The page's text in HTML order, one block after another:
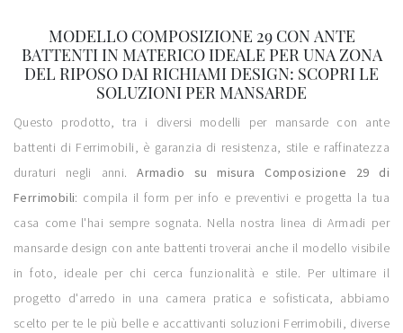
MODELLO COMPOSIZIONE 29 CON ANTE
BATTENTI IN MATERICO IDEALE PER UNA ZONA
DEL RIPOSO DAI RICHIAMI DESIGN: SCOPRI LE
SOLUZIONI PER MANSARDE
Questo prodotto, tra i diversi modelli per mansarde con ante
battenti di Ferrimobili, è garanzia di resistenza, stile e raffinatezza
duraturi negli anni.Armadio su misura Composizione 29 di
Ferrimobili: compila il form per info e preventivi e progetta la tua
casa come l'hai sempre sognata. Nella nostra linea di Armadi per
mansarde design con ante battenti troverai anche il modello visibile
in foto, ideale per chi cerca funzionalità e stile. Per ultimare il
progetto d'arredo in una camera pratica e sofisticata, abbiamo
scelto per te le più belle e accattivanti soluzioni Ferrimobili, diverse